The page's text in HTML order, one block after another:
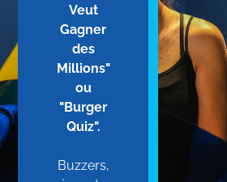
Veut
Gagner
des
Millions"
ou
"Burger
Quiz".
Buzzers,